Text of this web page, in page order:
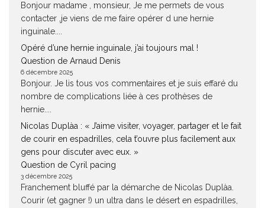
Bonjour madame , monsieur, Je me permets de vous
contacter ,je viens de me faire opérer d une hernie
inguinale....
Opéré d’une hernie inguinale, j’ai toujours mal !
Question de Arnaud Denis
6 décembre 2025
Bonjour. Je lis tous vos commentaires et je suis effaré du
nombre de complications liée à ces prothèses de
hernie....
Nicolas Duplàa : « J’aime visiter, voyager, partager et le fait
de courir en espadrilles, cela t’ouvre plus facilement aux
gens pour discuter avec eux. »
Question de Cyril pacing
3 décembre 2025
Franchement bluffé par la démarche de Nicolas Duplàa.
Courir (et gagner !) un ultra dans le désert en espadrilles,